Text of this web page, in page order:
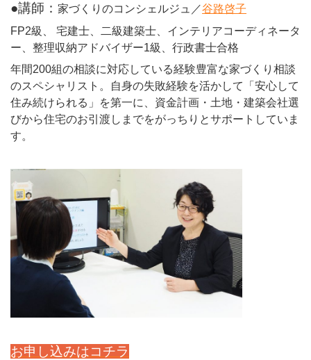
●講師： 家づくりのコンシェルジュ／谷路啓子
FP2級、 宅建士、二級建築士、インテリアコーディネータ
ー、整理収納アドバイザー1級、行政書士合格
年間200組の相談に対応している経験豊富な家づくり相談
のスペシャリスト。自身の失敗経験を活かして「安心して
住み続けられる」を第一に、資金計画・土地・建築会社選
びから住宅のお引渡しまでをがっちりとサポートしていま
す。
お申し込みはコチラ